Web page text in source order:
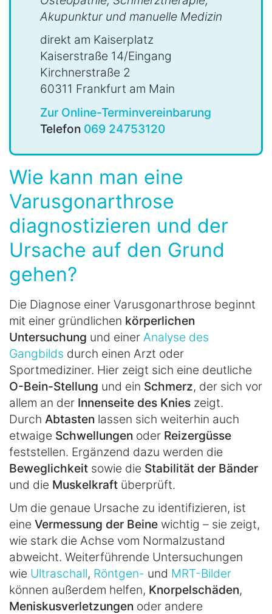
Akupunktur und manuelle Medizin
direkt am Kaiserplatz
Kaiserstraße 14/Eingang
Kirchnerstraße 2
60311 Frankfurt am Main
Zur Online-Terminvereinbarung
Telefon 069 24753120
Wie kann man eine
Varusgonarthrose
diagnostizieren und der
Ursache auf den Grund
gehen?
Die Diagnose einer Varusgonarthrose beginnt
mit einer gründlichen körperlichen
Untersuchung und einer Analyse des
Gangbilds durch einen Arzt oder
Sportmediziner. Hier zeigt sich eine deutliche
O-Bein-Stellung und ein Schmerz, der sich vor
allem an der Innenseite des Knies zeigt.
Durch Abtasten lassen sich weiterhin auch
etwaige Schwellungen oder Reizergüsse
feststellen. Ergänzend dazu werden die
Beweglichkeit sowie die Stabilität der Bänder
und die Muskelkraft überprüft.
Um die genaue Ursache zu identifizieren, ist
eine Vermessung der Beine wichtig – sie zeigt,
wie stark die Achse vom Normalzustand
abweicht. Weiterführende Untersuchungen
wie Ultraschall, Röntgen- und MRT-Bilder
können außerdem helfen, Knorpelschäden,
Meniskusverletzungen oder andere